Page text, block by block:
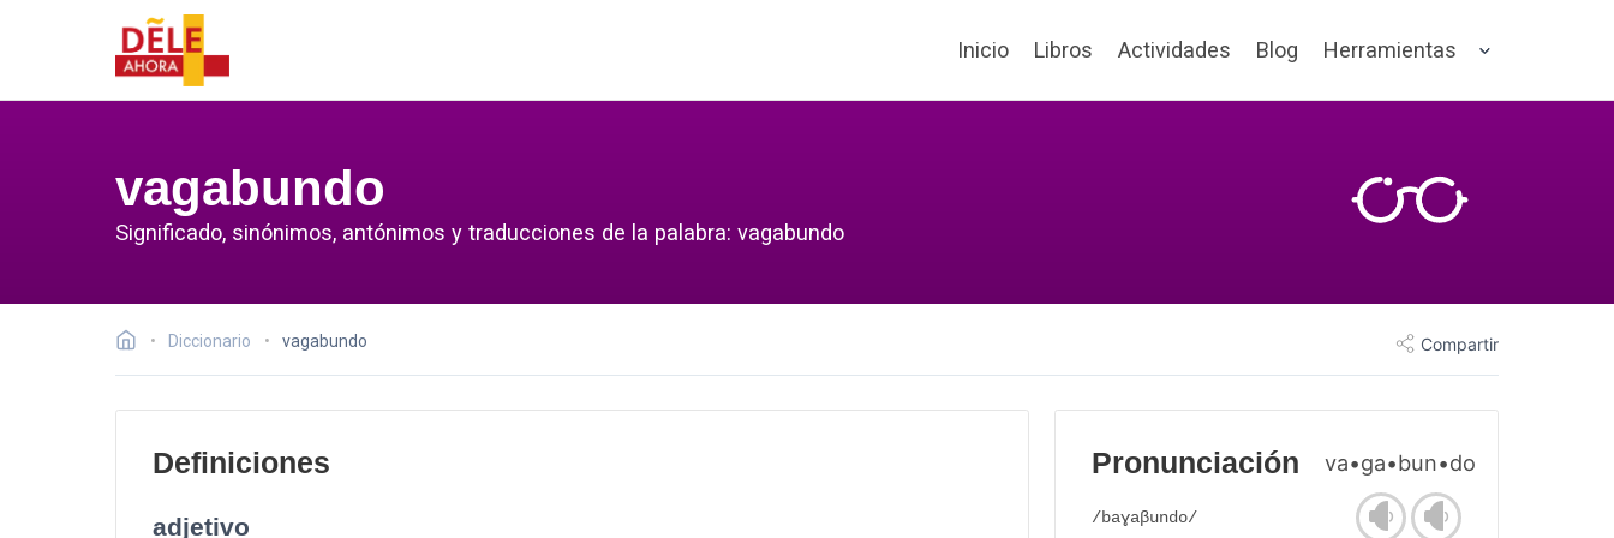
Inicio Libros Actividades Blog Herramientas
vagabundo
Significado, sinónimos, antónimos y traducciones de la palabra: vagabundo
Diccionario vagabundo Compartir
Definiciones
adjetivo
Pronunciación va•ga•bun•do
/baɣaβundo/